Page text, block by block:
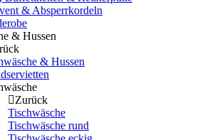
& Absperrkordeln
& Hussen
& Hussen
Zurück
Tischwäsche
Tischwäsche rund